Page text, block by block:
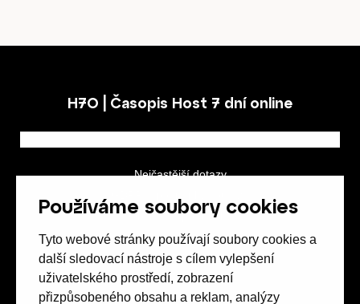
Používáme soubory cookies
Tyto webové stránky používají soubory cookies a
další sledovací nástroje s cílem vylepšení
uživatelského prostředí, zobrazení
přizpůsobeného obsahu a reklam, analýzy
Kontakt
Předplatné
H7O | Časopis Host 7 dní online
Nejčastější dotazy
Obchodní podmínky